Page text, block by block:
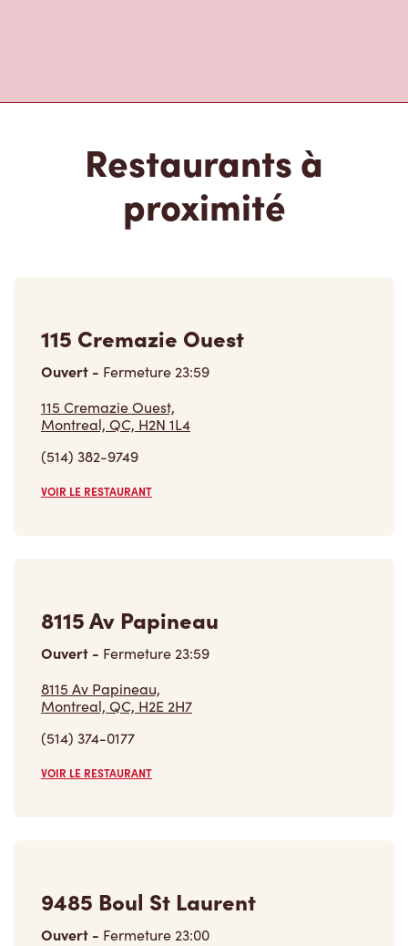
Restaurants à
proximité
115 Cremazie Ouest
Ouvert - Fermeture23:59
115 Cremazie Ouest,
Montreal, QC, H2N 1L4
(514) 382-9749
VOIR LE RESTAURANT
8115 Av Papineau
Ouvert - Fermeture23:59
8115 Av Papineau,
Montreal, QC, H2E 2H7
(514) 374-0177
VOIR LE RESTAURANT
9485 Boul St Laurent
Ouvert - Fermeture23:00